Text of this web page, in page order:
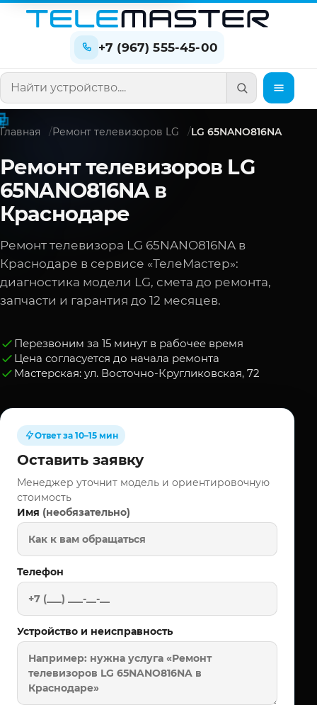
+7 (967) 555-45-00
Поиск по сайту
Главная Ремонт телевизоров LG LG 65NANO816NA
Ремонт телевизоров LG
65NANO816NA в
Краснодаре
Ремонт телевизора LG 65NANO816NA в
Краснодаре в сервисе «ТелеМастер»:
диагностика модели LG, смета до ремонта,
запчасти и гарантия до 12 месяцев.
Перезвоним за 15 минут в рабочее время
Цена согласуется до начала ремонта
Мастерская: ул. Восточно-Кругликовская, 72
Ответ за 10–15 мин
Оставить заявку
Менеджер уточнит модель и ориентировочную
стоимость
Имя (необязательно)
Телефон
Устройство и неисправность